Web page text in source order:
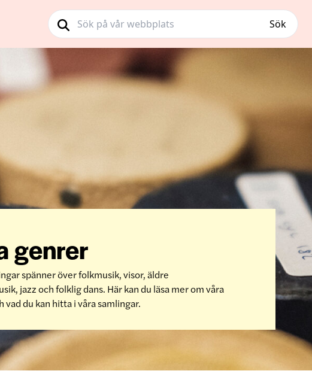
Sök
genrer
spänner över folkmusik, visor, äldre
jazz och folklig dans. Här kan du läsa mer om våra
vad du kan hitta i våra samlingar.